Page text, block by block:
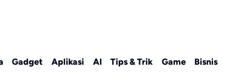
Gadget Aplikasi AI Tips & Trik Game Bisnis